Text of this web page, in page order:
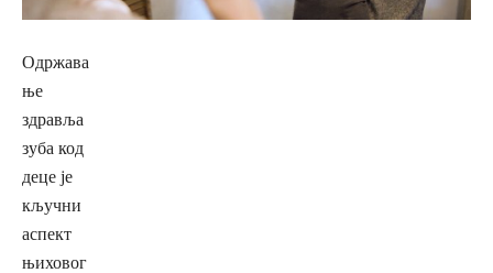
Одржава
ње
здравља
зуба код
деце је
кључни
аспект
њиховог